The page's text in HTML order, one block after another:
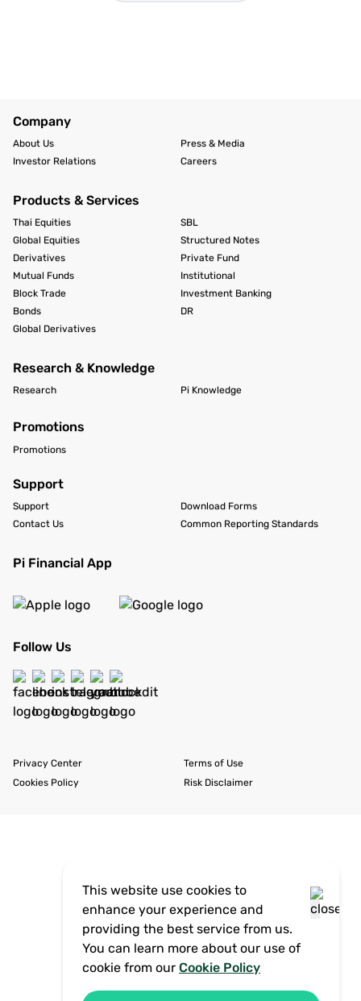
This website use cookies to
enhance your experience and
providing the best service from us.
You can learn more about our use of
cookie from our Cookie Policy
Company
About Us
Investor Relations
Press & Media
Careers
Products & Services
Thai Equities
Global Equities
Derivatives
Mutual Funds
Block Trade
Bonds
Global Derivatives
SBL
Structured Notes
Private Fund
Institutional
Investment Banking
DR
Research & Knowledge
Research Pi Knowledge
Promotions
Promotions
Support
Support
Download Forms
Contact Us
Common Reporting Standards
Pi Financial App
Follow Us
Privacy Center
Terms of Use
Cookies Policy
Risk Disclaimer